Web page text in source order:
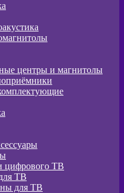
центры и магнитолы
цифрового ТВ
ТВ
для ТВ